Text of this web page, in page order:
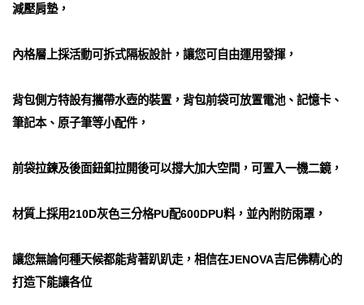
減壓肩墊，
內格層上採活動可拆式隔板設計，讓您可自由運用發揮，
背包側方特設有攜帶水壺的裝置，背包前袋可放置電池、記憶卡、
筆記本、原子筆等小配件，
前袋拉鍊及後面鈕釦拉開後可以撐大加大空間，可置入一機二鏡，
材質上採用210D灰色三分格PU配600DPU料，並內附防雨罩，
讓您無論何種天候都能背著趴趴走，相信在JENOVA吉尼佛精心的
打造下能讓各位